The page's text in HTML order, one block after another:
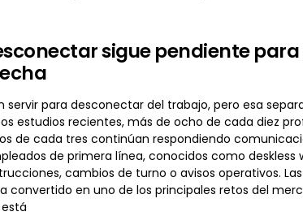
sigue pendiente
servir para desconectar del trabajo, pero esa
estudios recientes, más de ocho de cada diez
de cada tres continúan respondiendo
de primera línea, conocidos como
cambios de turno o avisos operativos.
convertido en uno de los principales retos del